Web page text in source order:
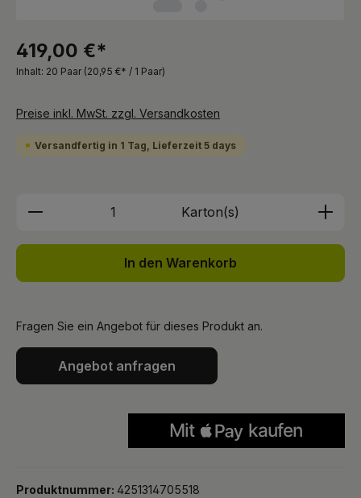
419,00 €*
Inhalt: 20 Paar (20,95 €* / 1 Paar)
Preise inkl. MwSt. zzgl. Versandkosten
Versandfertig in 1 Tag, Lieferzeit 5 days
Produkt Anzahl: Gib den
Karton(s)
In den Warenkorb
Fragen Sie ein Angebot für dieses Produkt an.
Angebot anfragen
Produktnummer: 4251314705518